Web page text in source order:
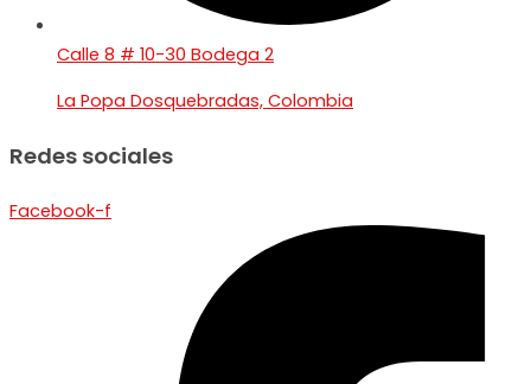
Calle 8 # 10-30 Bodega 2
La Popa Dosquebradas, Colombia
Redes sociales
Facebook-f